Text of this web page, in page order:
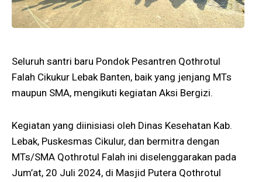
Seluruh santri baru Pondok Pesantren Qothrotul
Falah Cikukur Lebak Banten, baik yang jenjang MTs
maupun SMA, mengikuti kegiatan Aksi Bergizi.
Kegiatan yang diinisiasi oleh Dinas Kesehatan Kab.
Lebak, Puskesmas Cikulur, dan bermitra dengan
MTs/SMA Qothrotul Falah ini diselenggarakan pada
Jum’at, 20 Juli 2024, di Masjid Putera Qothrotul